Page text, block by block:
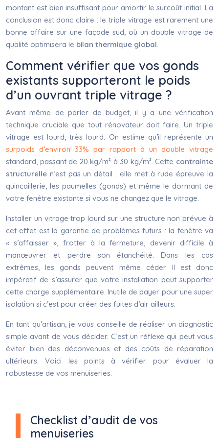
montant est bien insuffisant pour amortir le surcoût initial. La
conclusion est donc claire : le triple vitrage est rarement une
bonne affaire sur une façade sud, où un double vitrage de
qualité optimisera le bilan thermique global.
Comment vérifier que vos gonds
existants supporteront le poids
d’un ouvrant triple vitrage ?
Avant même de parler de budget, il y a une vérification
technique cruciale que tout rénovateur doit faire. Un triple
vitrage est lourd, très lourd. On estime qu’il représente un
surpoids d’environ 33% par rapport à un double vitrage
standard, passant de 20 kg/m² à 30 kg/m². Cette contrainte
structurelle n’est pas un détail : elle met à rude épreuve la
quincaillerie, les paumelles (gonds) et même le dormant de
votre fenêtre existante si vous ne changez que le vitrage.
Installer un vitrage trop lourd sur une structure non prévue à
cet effet est la garantie de problèmes futurs : la fenêtre va
« s’affaisser », frotter à la fermeture, devenir difficile à
manœuvrer et perdre son étanchéité. Dans les cas
extrêmes, les gonds peuvent même céder. Il est donc
impératif de s’assurer que votre installation peut supporter
cette charge supplémentaire. Inutile de payer pour une super
isolation si c’est pour créer des fuites d’air ailleurs.
En tant qu’artisan, je vous conseille de réaliser un diagnostic
simple avant de vous décider. C’est un réflexe qui peut vous
éviter bien des déconvenues et des coûts de réparation
ultérieurs. Voici les points à vérifier pour évaluer la
robustesse de vos menuiseries.
Checklist d’audit de vos
menuiseries